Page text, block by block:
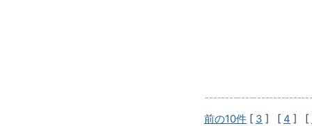
前の10件 [ 3 ] [ 4 ] [